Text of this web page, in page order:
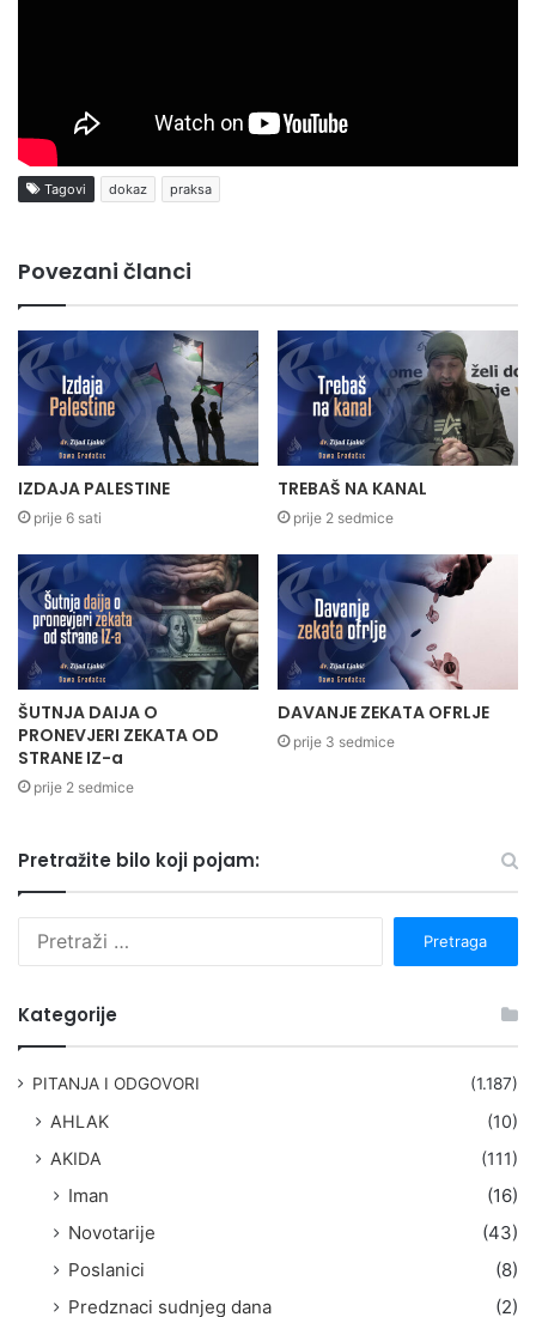
Tagovi dokaz praksa
Povezani članci
IZDAJA PALESTINE
prije 6 sati
TREBAŠ NA KANAL
prije 2 sedmice
ŠUTNJA DAIJA O
PRONEVJERI ZEKATA OD
STRANE IZ-a
prije 2 sedmice
DAVANJE ZEKATA OFRLJE
prije 3 sedmice
Pretražite bilo koji pojam:
Kategorije
PITANJA I ODGOVORI (1.187)
AHLAK
(10)
AKIDA
(111)
Iman
(16)
Novotarije
(43)
Poslanici
(8)
Predznaci sudnjeg dana
(2)